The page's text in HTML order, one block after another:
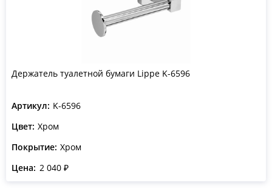
Держатель туалетной бумаги Lippe K-6596
Артикул: K-6596
Цвет: Хром
Покрытие: Хром
Цена: 2 040 ₽